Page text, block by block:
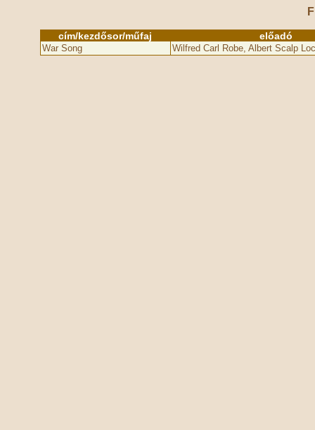
cím/kezdősor/műfaj előadó
War Song Wilfred Carl Robe, Albert Scalp